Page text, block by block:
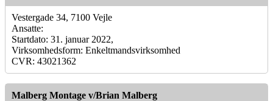
Vestergade 34, 7100 Vejle
Ansatte:
Startdato: 31. januar 2022,
Virksomhedsform: Enkeltmandsvirksomhed
CVR: 43021362
Malberg Montage v/Brian Malberg